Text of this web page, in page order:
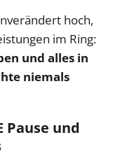
hoch,
im Ring:
und alles in
niemals
Pause und